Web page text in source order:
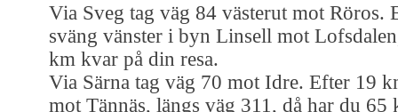
Via Sveg tag väg 84 västerut mot Röros.
sväng vänster i byn Linsell mot
km kvar på din resa.
Via Särna tag väg 70 mot Idre. Efter 19
mot Tännäs, längs väg 311, då har du